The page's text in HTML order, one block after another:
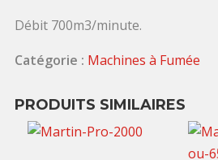
Débit 700m3/minute.
Catégorie : Machines à Fumée
PRODUITS SIMILAIRES